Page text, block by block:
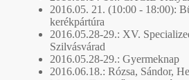
2016.05. 21. (10:00 - 18:00):
kerékpártúra
2016.05.28-29.: XV.
Szilvásvárad
2016.05.28-29.: Gyermeknap
2016.06.18.: Rózsa, Sándor,